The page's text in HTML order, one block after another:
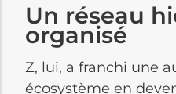
Un réseau
organisé
Z, lui, a franchi une
écosystème en